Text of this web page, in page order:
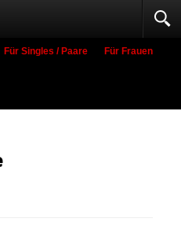
Für Singles / Paare Für Frauen